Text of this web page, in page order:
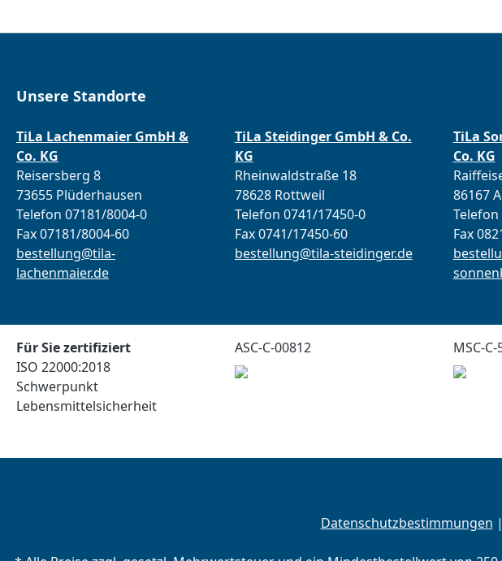
Unsere Standorte
TiLa Lachenmaier GmbH &
Co. KG
Reisersberg 8
73655 Plüderhausen
Telefon 07181/8004-0
Fax 07181/8004-60
bestellung@tila-
lachenmaier.de
TiLa Steidinger GmbH & Co.
KG
Rheinwaldstraße 18
78628 Rottweil
Telefon 0741/17450-0
Fax 0741/17450-60
bestellung@tila-steidinger.de
TiLa
Co. KG
86167
Telefon
Fax
Für Sie zertifiziert
ISO 22000:2018
Schwerpunkt
Lebensmittelsicherheit
ASC-C-00812 MSC-
Datenschutzbestimmungen |